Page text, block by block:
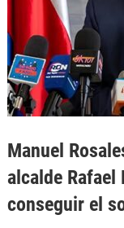
Manuel
alcalde Rafael
conseguir el